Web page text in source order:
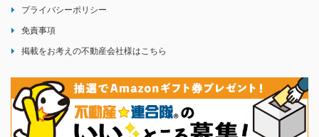
プライバシーポリシー
免責事項
掲載をお考えの不動産会社様はこちら